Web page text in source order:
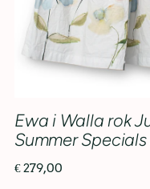
Ewa i Walla rok
Summer
€ 279,00